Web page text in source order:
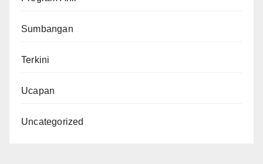
Sumbangan
Terkini
Ucapan
Uncategorized